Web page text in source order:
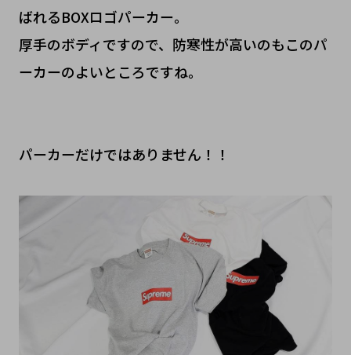
ばれるBOXロゴパーカー。
厚手のボディですので、防寒性が高いのもこのパ
ーカーのよいところですね。
パーカーだけではありません！！